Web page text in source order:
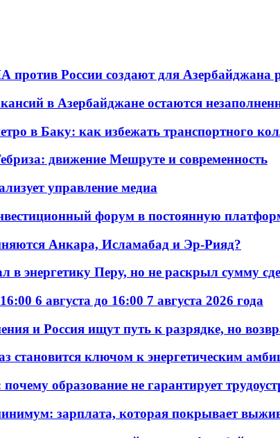
России создают для Азербайджана
в Азербайджане остаются
в Баку: как избежать транспортного
движение Мешруте и современность
управление медиа
форум в постоянную
Анкара, Исламабад и Эр-Рияд?
в энергетику Перу, но не раскрыл сумму
6 августа до 16:00 7 августа 2026 года
и Россия ищут путь к разрядке, но
становится ключом к энергетическим
образование не гарантирует
зарплата, которая покрывает